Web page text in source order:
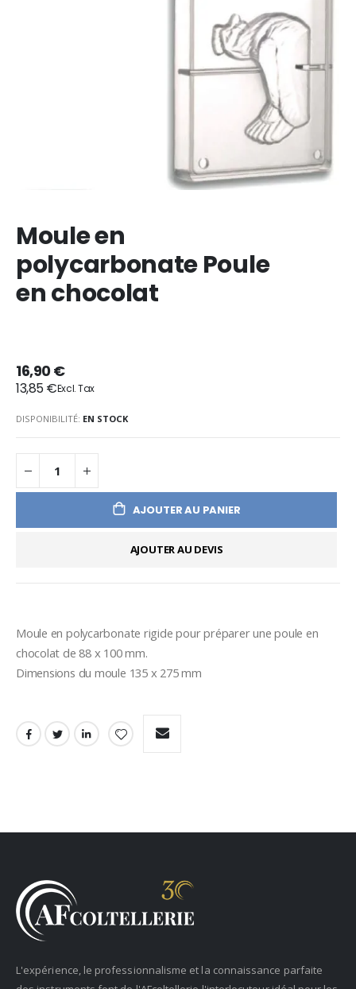
Moule en
polycarbonate Poule
en chocolat
16,90 €
13,85 €
DISPONIBILITÉ: EN STOCK
AJOUTER AU PANIER
AJOUTER AU DEVIS
Moule en polycarbonate rigide pour préparer une poule en
chocolat de 88 x 100 mm.
Dimensions du moule 135 x 275 mm
L'expérience, le professionnalisme et la connaissance parfaite